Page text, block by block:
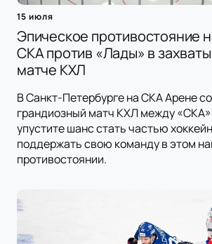
15 июля
Эпическое противостояние
СКА против «Лады» в
матче КХЛ
В Санкт-Петербурге на СКА Арене
грандиозный матч КХЛ между
упустите шанс стать частью
поддержать свою команду в этом
противостоянии.